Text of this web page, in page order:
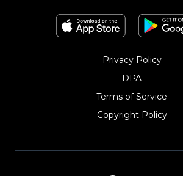
Privacy Policy
DPA
Terms of Service
Copyright Policy‎